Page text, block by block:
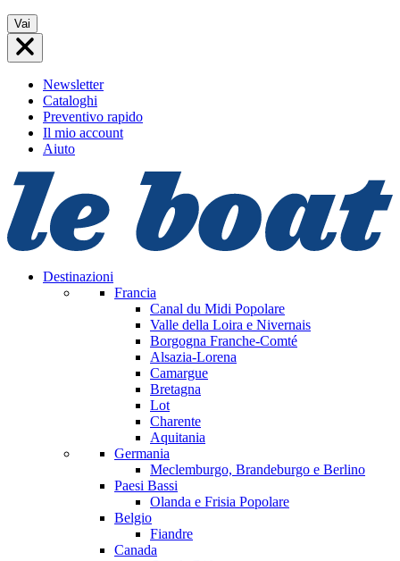
Vai
al
contenuto
Vai
Newsletter
Cataloghi
Preventivo rapido
Il mio account
Aiuto
Destinazioni
Francia
Canal du Midi Popolare
Valle della Loira e Nivernais
Borgogna Franche-Comté
Alsazia-Lorena
Camargue
Bretagna
Lot
Charente
Aquitania
Germania
Meclemburgo, Brandeburgo e Berlino
Paesi Bassi
Olanda e Frisia Popolare
Belgio
Fiandre
Canada